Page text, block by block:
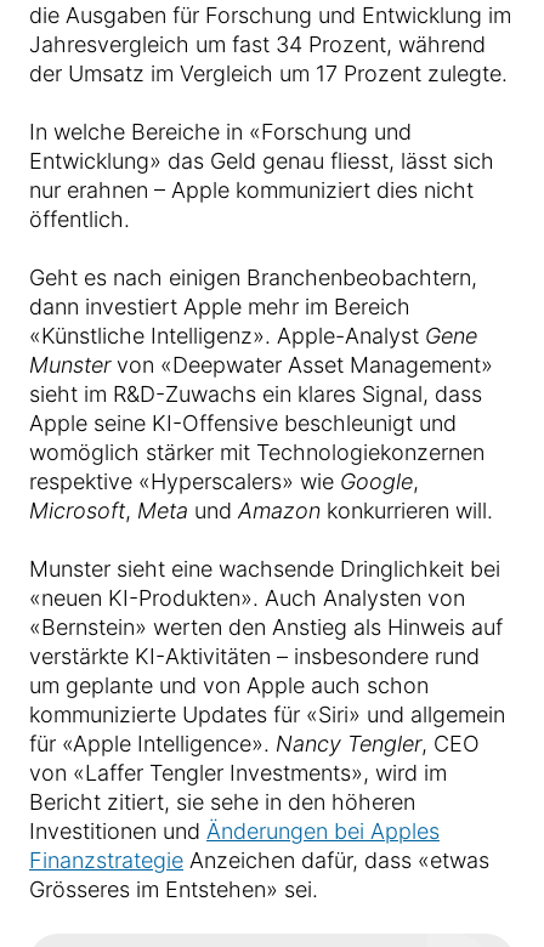
die Ausgaben für Forschung und Entwicklung im
Jahresvergleich um fast 34 Prozent, während
der Umsatz im Vergleich um 17 Prozent zulegte.
In welche Bereiche in «Forschung und
Entwicklung» das Geld genau fliesst, lässt sich
nur erahnen – Apple kommuniziert dies nicht
öffentlich.
Geht es nach einigen Branchenbeobachtern,
dann investiert Apple mehr im Bereich
«Künstliche Intelligenz». Apple-Analyst Gene
Munstervon «Deepwater Asset Management»
sieht im R&D-Zuwachs ein klares Signal, dass
Apple seine KI-Offensive beschleunigt und
womöglich stärker mit Technologiekonzernen
respektive «Hyperscalers» wie Google,
Microsoft, Meta und Amazon konkurrieren will.
Munster sieht eine wachsende Dringlichkeit bei
«neuen KI-Produkten». Auch Analysten von
«Bernstein» werten den Anstieg als Hinweis auf
verstärkte KI-Aktivitäten – insbesondere rund
um geplante und von Apple auch schon
kommunizierte Updates für «Siri» und allgemein
für «Apple Intelligence». Nancy Tengler, CEO
von «Laffer Tengler Investments», wird im
Bericht zitiert, sie sehe in den höheren
Investitionen und Änderungen bei Apples
Finanzstrategie Anzeichen dafür, dass «etwas
Grösseres im Entstehen» sei.